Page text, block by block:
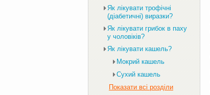
Як лікувати трофічні
(діабетичні) виразки?
Як лікувати грибок в паху
у чоловіків?
Як лікувати кашель?
Мокрий кашель
Сухий кашель
Показати всі розділи